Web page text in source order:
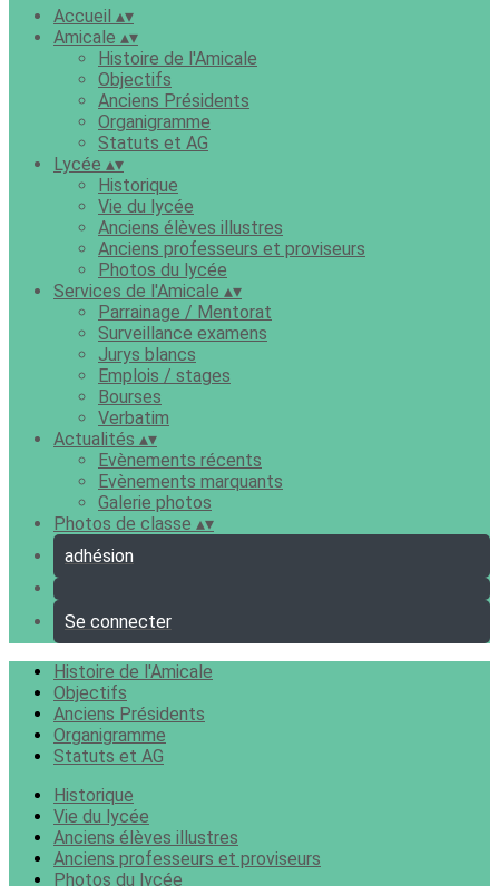
Accueil ▴▾
Amicale ▴▾
Histoire de l'Amicale
Objectifs
Anciens Présidents
Organigramme
Statuts et AG
Lycée ▴▾
Historique
Vie du lycée
Anciens élèves illustres
Anciens professeurs et proviseurs
Photos du lycée
Services de l'Amicale ▴▾
Parrainage / Mentorat
Surveillance examens
Jurys blancs
Emplois / stages
Bourses
Verbatim
Actualités ▴▾
Evènements récents
Evènements marquants
Galerie photos
Photos de classe ▴▾
adhésion
Se connecter
Histoire de l'Amicale
Objectifs
Anciens Présidents
Organigramme
Statuts et AG
Historique
Vie du lycée
Anciens élèves illustres
Anciens professeurs et proviseurs
Photos du lycée